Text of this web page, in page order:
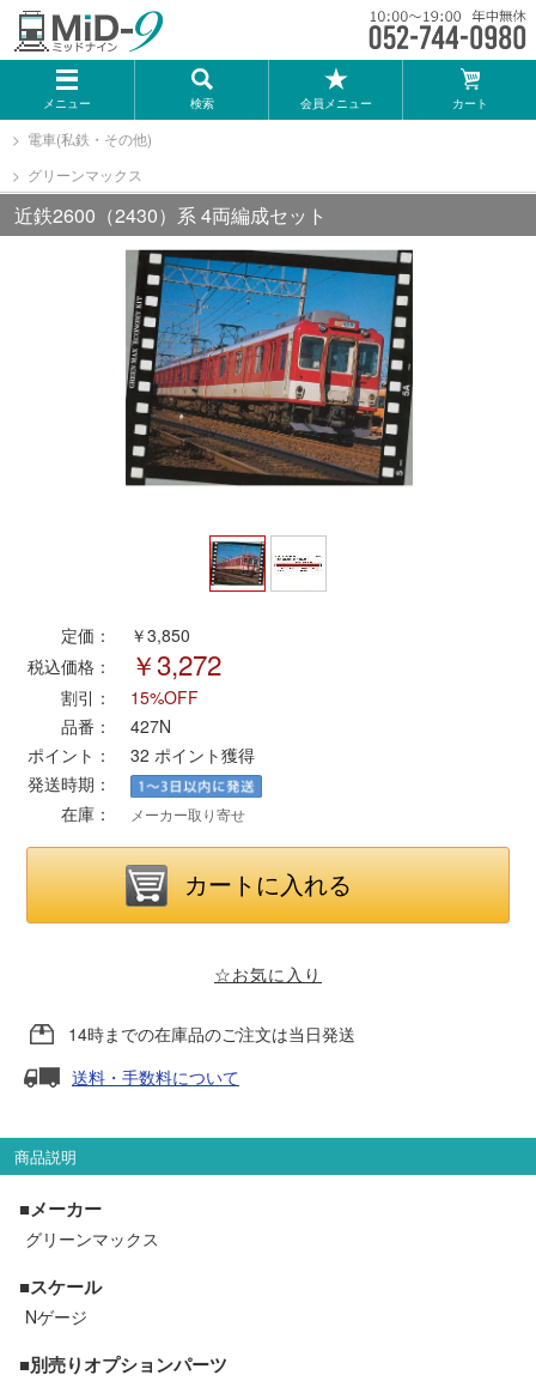
メニュー 検索 会員メニュー カート
メーカー一覧
TOMIX
KATO
トミーテック
マイクロエース
Bトレインショーティー
MODEMO(モデモ)
さんけい
トラムウェイ
天賞堂
TTC
セール品・キャンペーン
セール商品
走行エリア別 鉄道模型車両リスト
中部
電車(私鉄・その他)
グリーンマックス
近鉄2600（2430）系 4両編成セット
定価：
￥3,850
税込価格：
￥3,272
割引：
15%OFF
品番：
427N
ポイント：
32 ポイント獲得
発送時期：
在庫：
メーカー取り寄せ
☆お気に入り
14時までの在庫品のご注文は当日発送
送料・手数料について
商品説明
■メーカー
グリーンマックス
■スケール
Nゲージ
■別売りオプションパーツ